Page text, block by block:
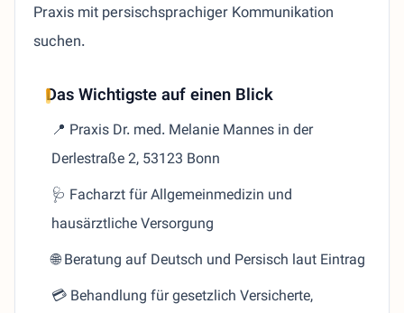
Praxis mit persischsprachiger Kommunikation
suchen.
Das Wichtigste auf einen Blick
📍 Praxis Dr. med. Melanie Mannes in der
Derlestraße 2, 53123 Bonn
🩺 Facharzt für Allgemeinmedizin und
hausärztliche Versorgung
🌐 Beratung auf Deutsch und Persisch laut Eintrag
💳 Behandlung für gesetzlich Versicherte,